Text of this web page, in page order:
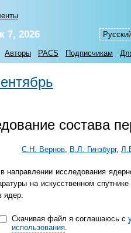
7, 2026
Авторы PACS Подписчикам
состава
С.Н. Вернов, В.Л. Гинзбург,
исследования
на искусственном
ядер.
Скачивая файл я соглашаюсь с
использования.